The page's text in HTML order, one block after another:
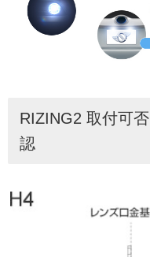
RIZING2 取付可否
認